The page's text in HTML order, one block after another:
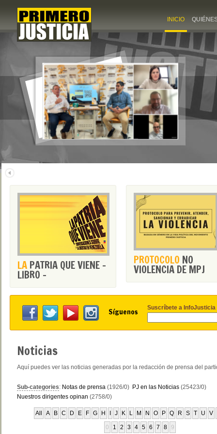
INICIO
LA PATRIA QUE VIENE -
LIBRO -
PROTOCOLO NO
VIOLENCIA DE MPJ
Síguenos Suscríbete a InfoJusticia
Noticias
Aquí puedes ver las noticias generadas por la redacción de prensa del
Sub-categories: Notas de prensa (1926/0) PJ en las Noticias (25423/0)
Nuestros dirigentes opinan (2758/0)
All A B C D E F G H J K L M N O P Q R S T U V
0 1 2 3 4 5 6 7 8 9